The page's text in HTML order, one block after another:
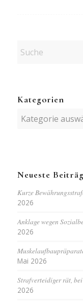
Kategorien
Kategorien
Neueste
Kurze
2026
Anklage wegen
2026
Mai 2026
Strafverteidiger rät, bei
2026